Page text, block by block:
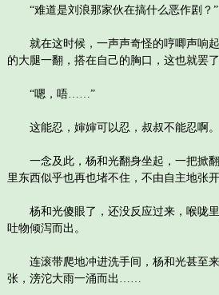
“难道是刘浪那家伙在搞什么恶作剧？”
就在这时候，一声声奇怪的哼唧声响起
的大腿一翻，搭在自己的胸口，这也就罢
“嗯，唔……”
这能忍，婶婶可以忍，叔叔不能忍啊。
一念及此，杨和光翻身坐起，一把掀翻
里东西似乎也再也堵不住，不由自主地张
杨和光傻眼了，还没反应过来，喉咙里
吐物倾泻而出。
连滚带爬地冲进洗手间，杨和光甚至来
张，滂沱大雨一涌而出……